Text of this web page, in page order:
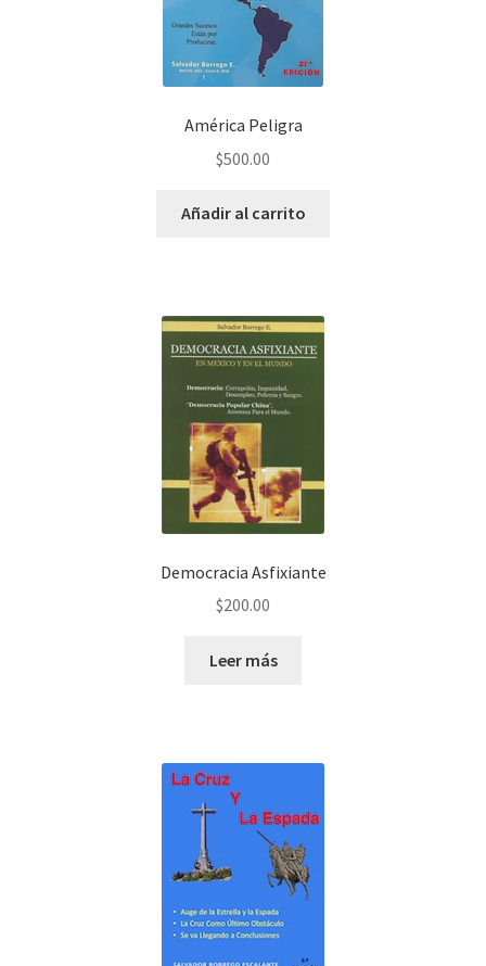
América Peligra
$500.00
Añadir al carrito
Democracia Asfixiante
$200.00
Leer más